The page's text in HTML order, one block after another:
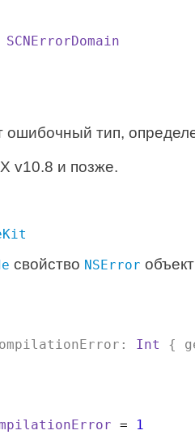
SCNErrorDomain
ошибочный тип,
v10.8 и позже.
свойство NSError
Int {
=
1